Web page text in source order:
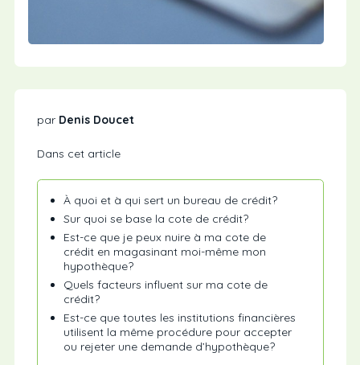
parDenis Doucet
Dans cet article
À quoi et à qui sert un bureau de crédit?
Sur quoi se base la cote de crédit?
Est-ce que je peux nuire à ma cote de
crédit en magasinant moi-même mon
hypothèque?
Quels facteurs influent sur ma cote de
crédit?
Est-ce que toutes les institutions financières
utilisent la même procédure pour accepter
ou rejeter une demande d’hypothèque?